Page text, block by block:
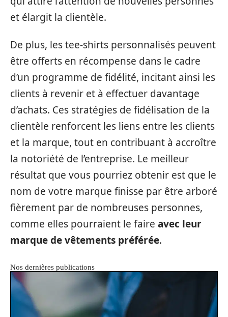
et élargit la clientèle.
De plus, les tee-shirts personnalisés peuvent
être offerts en récompense dans le cadre
d’un programme de fidélité, incitant ainsi les
clients à revenir et à effectuer davantage
d’achats. Ces stratégies de fidélisation de la
clientèle renforcent les liens entre les clients
et la marque, tout en contribuant à accroître
la notoriété de l’entreprise. Le meilleur
résultat que vous pourriez obtenir est que le
nom de votre marque finisse par être arboré
fièrement par de nombreuses personnes,
comme elles pourraient le faire avec leur
marque de vêtements préférée.
Nos dernières publications